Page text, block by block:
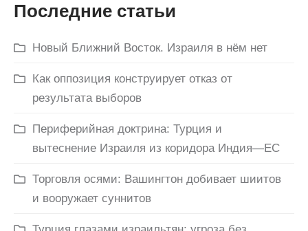
Последние статьи
Новый Ближний Восток. Израиля в нём нет
Как оппозиция конструирует отказ от
результата выборов
Периферийная доктрина: Турция и
вытеснение Израиля из коридора Индия—ЕС
Торговля осями: Вашингтон добивает шиитов
и вооружает суннитов